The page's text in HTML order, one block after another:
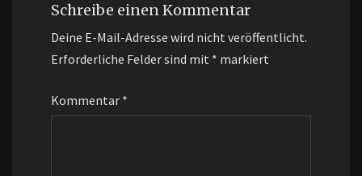
Schreibe einen Kommentar
Deine E-Mail-Adresse wird nicht veröffentlicht.
Erforderliche Felder sind mit * markiert
Kommentar *